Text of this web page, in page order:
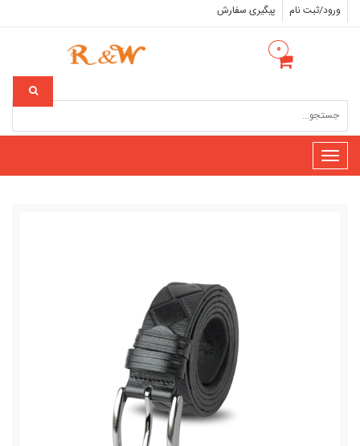
ورود/ثبت نام پیگیری سفارش
۰
Toggle
navigation